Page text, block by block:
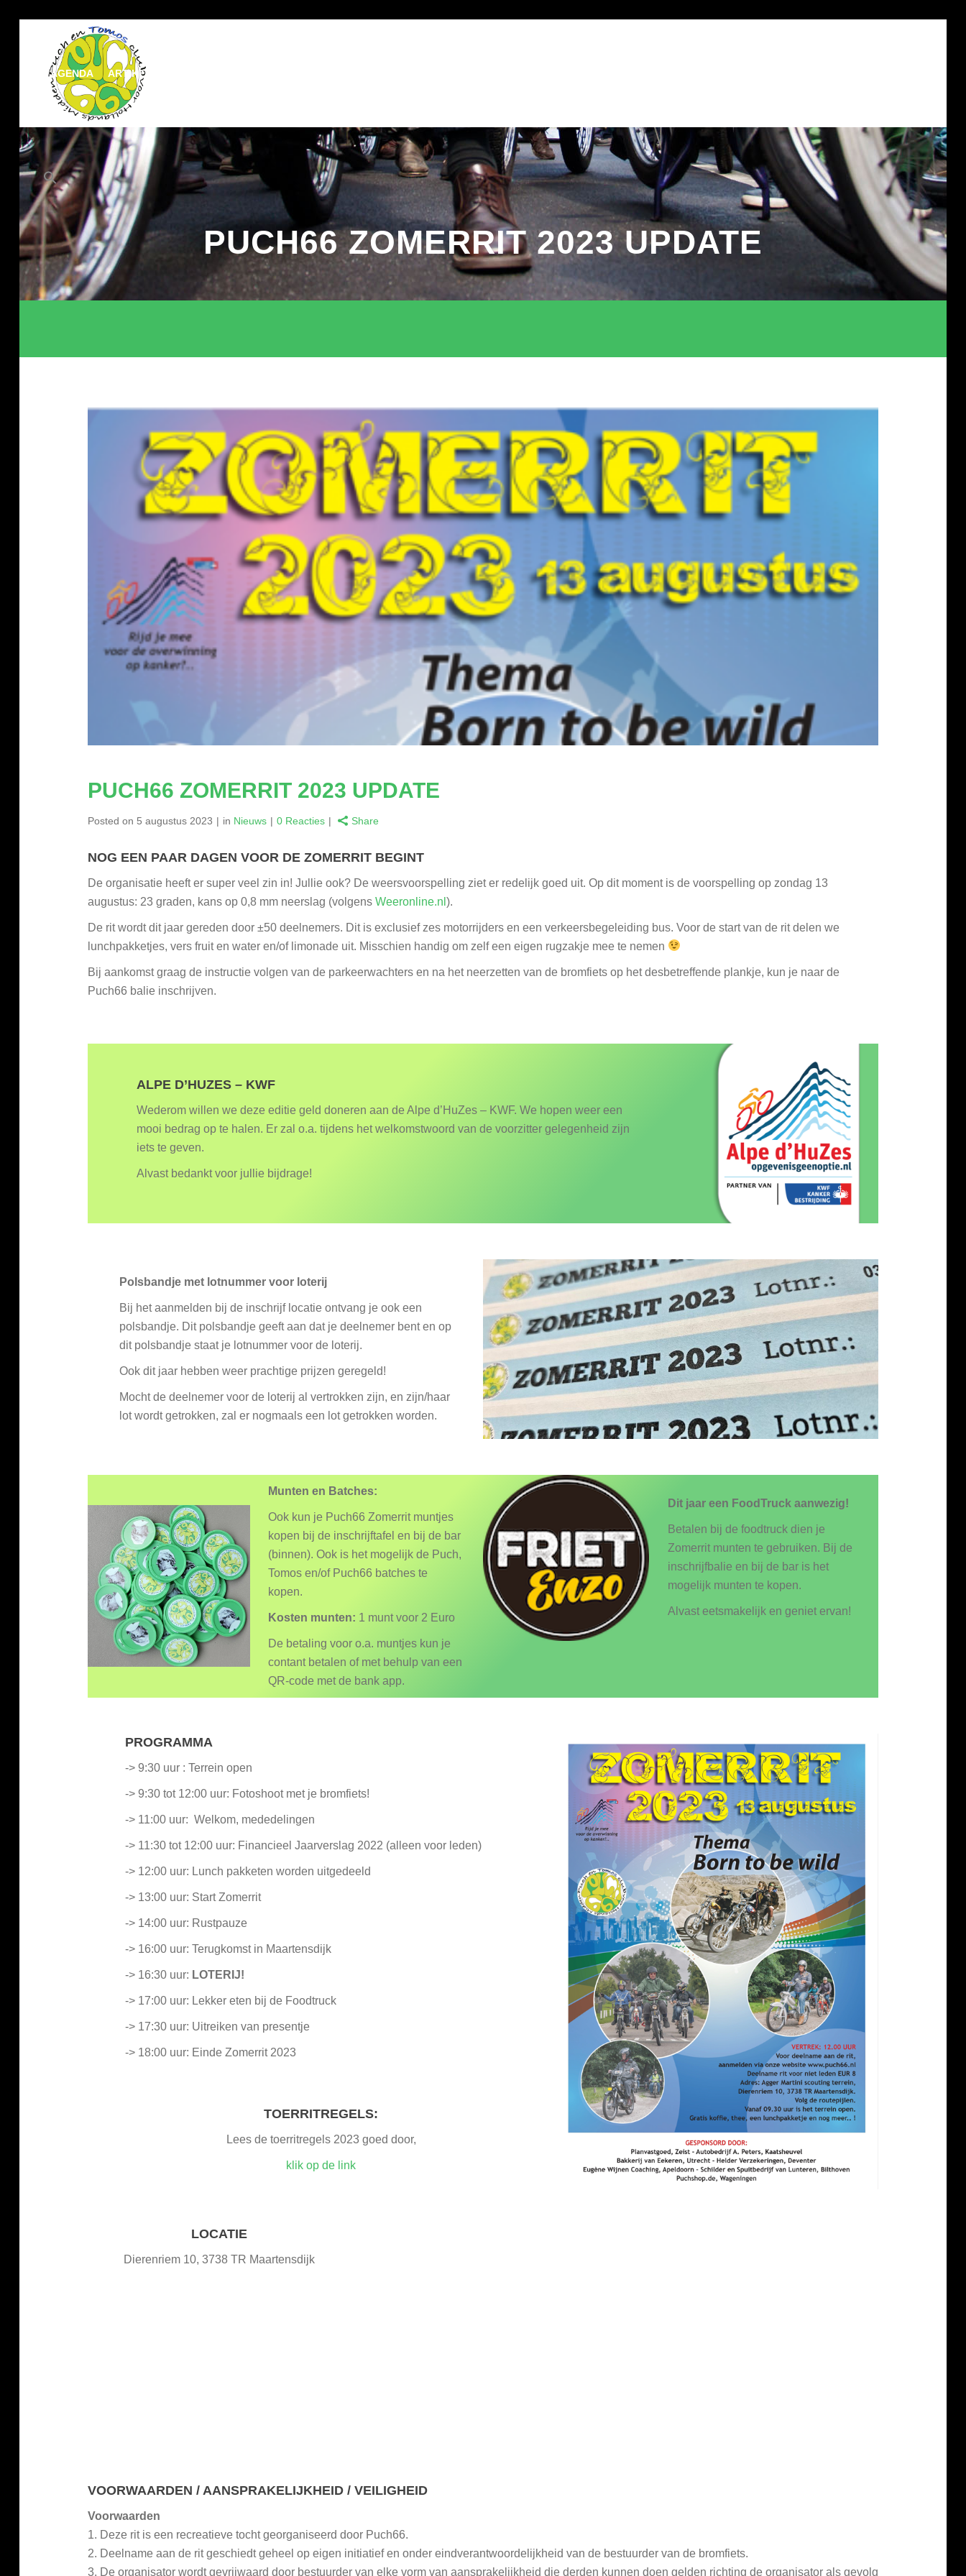
AGENDA ARTIKELEN
Zoek
naar:
Zoekknop
PUCH66 ZOMERRIT 2023 UPDATE
PUCH66 ZOMERRIT 2023 UPDATE
Posted on 5 augustus 2023 in Nieuws 0 Reacties Share
NOG EEN PAAR DAGEN VOOR DE ZOMERRIT BEGINT
De organisatie heeft er super veel zin in! Jullie ook? De weersvoorspelling ziet er redelijk goed uit. Op dit moment is de voorspelling op zondag 13
augustus: 23 graden, kans op 0,8 mm neerslag (volgens Weeronline.nl ).
De rit wordt dit jaar gereden door ±50 deelnemers. Dit is exclusief zes motorrijders en een verkeersbegeleiding bus. Voor de start van de rit delen we
lunchpakketjes, vers fruit en water en/of limonade uit. Misschien handig om zelf een eigen rugzakje mee te nemen
Bij aankomst graag de instructie volgen van de parkeerwachters en na het neerzetten van de bromfiets op het desbetreffende plankje, kun je naar de
Puch66 balie inschrijven.
ALPE D’HUZES – KWF
Wederom willen we deze editie geld doneren aan de Alpe d’HuZes – KWF. We hopen weer een
mooi bedrag op te halen. Er zal o.a. tijdens het welkomstwoord van de voorzitter gelegenheid zijn
iets te geven.
Alvast bedankt voor jullie bijdrage!
Polsbandje met lotnummer voor loterij
Bij het aanmelden bij de inschrijf locatie ontvang je ook een
polsbandje. Dit polsbandje geeft aan dat je deelnemer bent en op
dit polsbandje staat je lotnummer voor de loterij.
Ook dit jaar hebben weer prachtige prijzen geregeld!
Mocht de deelnemer voor de loterij al vertrokken zijn, en zijn/haar
lot wordt getrokken, zal er nogmaals een lot getrokken worden.
Munten en Batches:
Ook kun je Puch66 Zomerrit muntjes
kopen bij de inschrijftafel en bij de bar
(binnen). Ook is het mogelijk de Puch,
Tomos en/of Puch66 batches te
kopen.
Kosten munten: 1 munt voor 2 Euro
De betaling voor o.a. muntjes kun je
contant betalen of met behulp van een
QR-code met de bank app.
Dit jaar een FoodTruck aanwezig!
Betalen bij de foodtruck dien je
Zomerrit munten te gebruiken. Bij de
inschrijfbalie en bij de bar is het
mogelijk munten te kopen.
Alvast eetsmakelijk en geniet ervan!
PROGRAMMA
-> 9:30 uur : Terrein open
-> 9:30 tot 12:00 uur: Fotoshoot met je bromfiets!
-> 11:00 uur: Welkom, mededelingen
-> 11:30 tot 12:00 uur: Financieel Jaarverslag 2022 (alleen voor leden)
-> 12:00 uur: Lunch pakketen worden uitgedeeld
-> 13:00 uur: Start Zomerrit
-> 14:00 uur: Rustpauze
-> 16:00 uur: Terugkomst in Maartensdijk
-> 16:30 uur: LOTERIJ!
-> 17:00 uur: Lekker eten bij de Foodtruck
-> 17:30 uur: Uitreiken van presentje
-> 18:00 uur: Einde Zomerrit 2023
TOERRITREGELS:
Lees de toerritregels 2023 goed door,
klik op de link
LOCATIE
Dierenriem 10, 3738 TR Maartensdijk
VOORWAARDEN / AANSPRAKELIJKHEID / VEILIGHEID
Voorwaarden
1. Deze rit is een recreatieve tocht georganiseerd door Puch66.
2. Deelname aan de rit geschiedt geheel op eigen initiatief en onder eindverantwoordelijkheid van de bestuurder van de bromfiets.
3. De organisator wordt gevrijwaard door bestuurder van elke vorm van aansprakelijkheid die derden kunnen doen gelden richting de organisator als gevolg